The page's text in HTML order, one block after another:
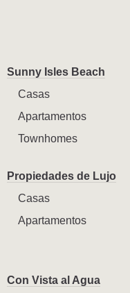
Sunny Isles Beach
Casas
Apartamentos
Townhomes
Propiedades de Lujo
Casas
Apartamentos
Con Vista al Agua